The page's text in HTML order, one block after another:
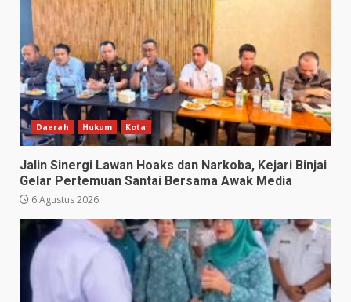
Daerah Hukum Kota
Jalin Sinergi Lawan Hoaks dan Narkoba, Kejari Binjai
Gelar Pertemuan Santai Bersama Awak Media
6 Agustus 2026